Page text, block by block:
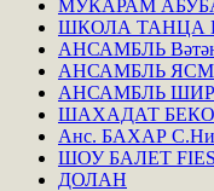
МУКАРАМ
ШКОЛА ТАНЦА
АНСАМБЛЬ
АНСАМБЛЬ
АНСАМБЛЬ
ШАХАДАТ
Анс. БАХАР
ШОУ БАЛЕТ
ДОЛАН